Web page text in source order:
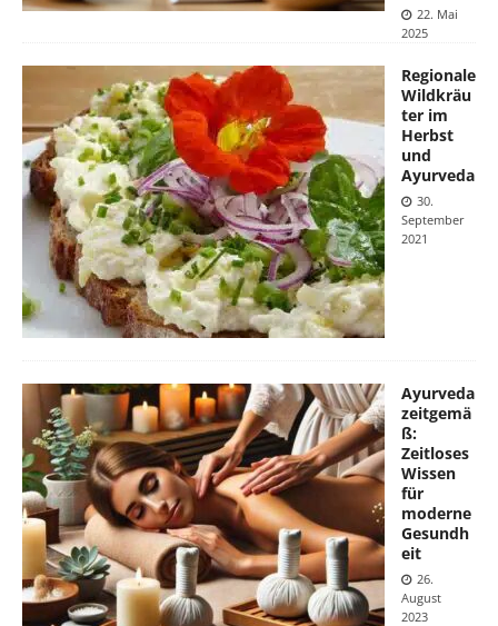
22. Mai
2025
Regionale
Wildkräu
ter im
Herbst
und
Ayurveda
30.
September
2021
Ayurveda
zeitgemä
ß:
Zeitloses
Wissen
für
moderne
Gesundh
eit
26.
August
2023